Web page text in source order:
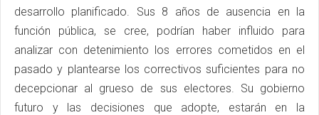
desarrollo planificado. Sus 8 años de ausencia en la
función pública, se cree, podrían haber influido para
analizar con detenimiento los errores cometidos en el
pasado y plantearse los correctivos suficientes para no
decepcionar al grueso de sus electores. Su gobierno
futuro y las decisiones que adopte, estarán en la